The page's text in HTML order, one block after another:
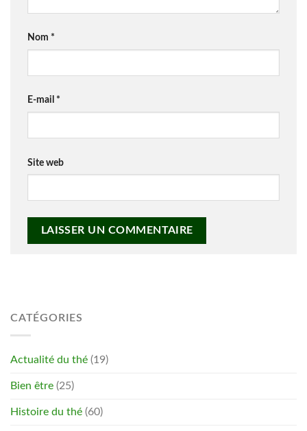
Nom *
E-mail *
Site web
CATÉGORIES
Actualité du thé (19)
Bien être (25)
Histoire du thé (60)